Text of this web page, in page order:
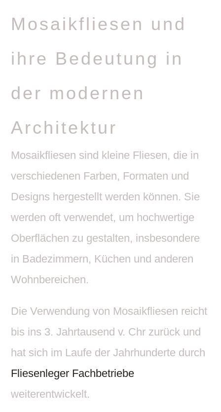
Mosa­ik­fliesen und
ihre Bedeu­tung in
der modernen
Architektur
Mosa­ik­fliesen sind kleine Fliesen, die in
verschie­denen Farben, Formaten und
Designs herge­stellt werden können. Sie
werden oft verwendet, um hoch­wer­tige
Ober­flä­chen zu gestalten, insbe­son­dere
in Bade­zim­mern, Küchen und anderen
Wohnbereichen.
Die Verwen­dung von Mosa­ik­fliesen reicht
bis ins 3. Jahr­tau­send v. Chr zurück und
hat sich im Laufe der Jahr­hun­derte durch
Flie­sen­leger Fach­be­triebe
weiterentwickelt.